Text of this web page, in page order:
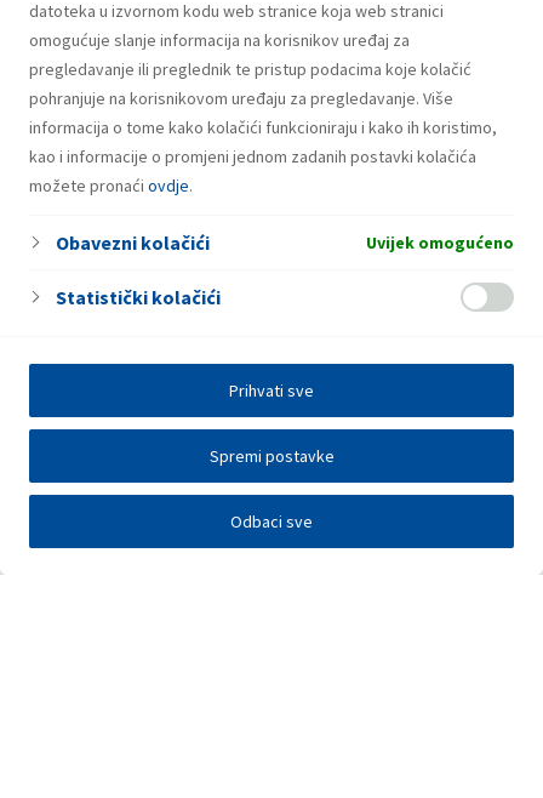
datoteka u izvornom kodu web stranice koja web stranici
omogućuje slanje informacija na korisnikov uređaj za
pregledavanje ili preglednik te pristup podacima koje kolačić
pohranjuje na korisnikovom uređaju za pregledavanje. Više
informacija o tome kako kolačići funkcioniraju i kako ih koristimo,
kao i informacije o promjeni jednom zadanih postavki kolačića
možete pronaći ovdje.
Obavezni kolačići Uvijek omogućeno
Statistički kolačići
Odbaci sve
Spremi postavke
Prihvati sve